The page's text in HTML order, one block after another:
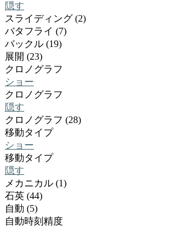
隠す
スライディング (2)
バタフライ (7)
バックル (19)
展開 (23)
クロノグラフ
ショー
クロノグラフ
隠す
クロノグラフ (28)
移動タイプ
ショー
移動タイプ
隠す
メカニカル (1)
石英 (44)
自動 (5)
自動時刻精度